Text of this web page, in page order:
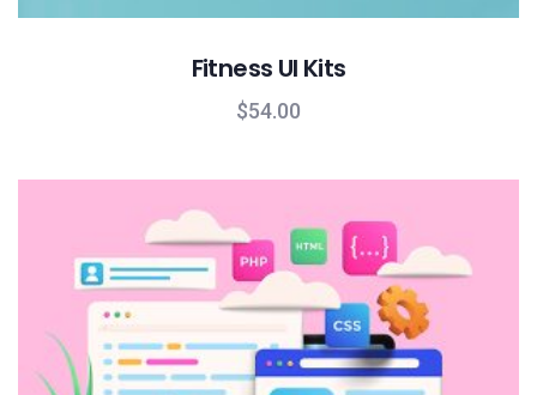
Fitness UI Kits
$54.00